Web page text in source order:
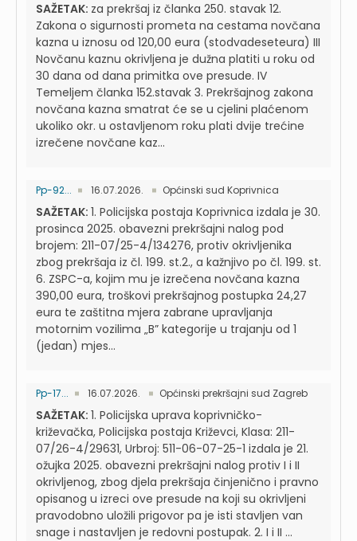
SAŽETAK: za prekršaj iz članka 250. stavak 12.
Zakona o sigurnosti prometa na cestama novčana
kazna u iznosu od 120,00 eura (stodvadeseteura) III
Novčanu kaznu okrivljena je dužna platiti u roku od
30 dana od dana primitka ove presude. IV
Temeljem članka 152.stavak 3. Prekršajnog zakona
novčana kazna smatrat će se u cjelini plaćenom
ukoliko okr. u ostavljenom roku plati dvije trećine
izrečene novčane kaz...
Pp-92... 16.07.2026. Općinski sud Koprivnica
SAŽETAK: 1. Policijska postaja Koprivnica izdala je 30.
prosinca 2025. obavezni prekršajni nalog pod
brojem: 211-07/25-4/134276, protiv okrivljenika
zbog prekršaja iz čl. 199. st.2., a kažnjivo po čl. 199. st.
6. ZSPC-a, kojim mu je izrečena novčana kazna
390,00 eura, troškovi prekršajnog postupka 24,27
eura te zaštitna mjera zabrane upravljanja
motornim vozilima „B” kategorije u trajanju od 1
(jedan) mjes...
Pp-17... 16.07.2026. Općinski prekršajni sud Zagreb
SAŽETAK: 1. Policijska uprava koprivničko-
križevačka, Policijska postaja Križevci, Klasa: 211-
07/26-4/29631, Urbroj: 511-06-07-25-1 izdala je 21.
ožujka 2025. obavezni prekršajni nalog protiv I i II
okrivljenog, zbog djela prekršaja činjenično i pravno
opisanog u izreci ove presude na koji su okrivljeni
pravodobno uložili prigovor pa je isti stavljen van
snage i nastavljen je redovni postupak. 2. I i II ...